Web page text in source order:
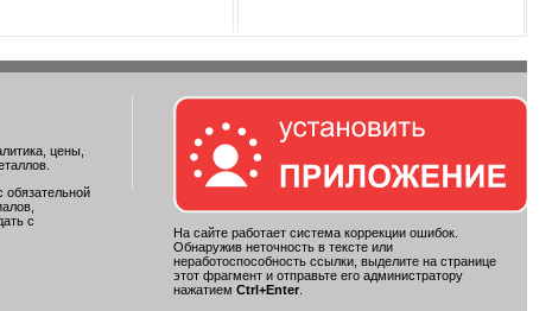
цены,
обязательной
с
На сайте работает система коррекции ошибок.
Обнаружив неточность в тексте или
неработоспособность ссылки, выделите на странице
этот фрагмент и отправьте его администратору
нажатием Ctrl+Enter